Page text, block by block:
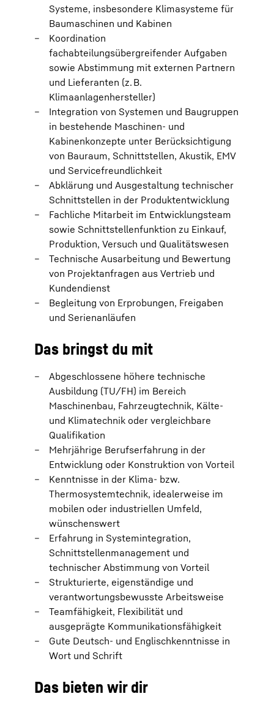
Systeme, insbesondere Klimasysteme für
Baumaschinen und Kabinen
Koordination
fachabteilungsübergreifender Aufgaben
sowie Abstimmung mit externen Partnern
und Lieferanten (z. B.
Klimaanlagenhersteller)
Integration von Systemen und Baugruppen
in bestehende Maschinen‑ und
Kabinenkonzepte unter Berücksichtigung
von Bauraum, Schnittstellen, Akustik, EMV
und Servicefreundlichkeit
Abklärung und Ausgestaltung technischer
Schnittstellen in der Produktentwicklung
Fachliche Mitarbeit im Entwicklungsteam
sowie Schnittstellenfunktion zu Einkauf,
Produktion, Versuch und Qualitätswesen
Technische Ausarbeitung und Bewertung
von Projektanfragen aus Vertrieb und
Kundendienst
Begleitung von Erprobungen, Freigaben
und Serienanläufen
Das bringst du mit
Abgeschlossene höhere technische
Ausbildung (TU/FH) im Bereich
Maschinenbau, Fahrzeugtechnik, Kälte‑
und Klimatechnik oder vergleichbare
Qualifikation
Mehrjährige Berufserfahrung in der
Entwicklung oder Konstruktion von Vorteil
Kenntnisse in der Klima‑ bzw.
Thermosystemtechnik, idealerweise im
mobilen oder industriellen Umfeld,
wünschenswert
Erfahrung in Systemintegration,
Schnittstellenmanagement und
technischer Abstimmung von Vorteil
Strukturierte, eigenständige und
verantwortungsbewusste Arbeitsweise
Teamfähigkeit, Flexibilität und
ausgeprägte Kommunikationsfähigkeit
Gute Deutsch‑ und Englischkenntnisse in
Wort und Schrift
Das bieten wir dir